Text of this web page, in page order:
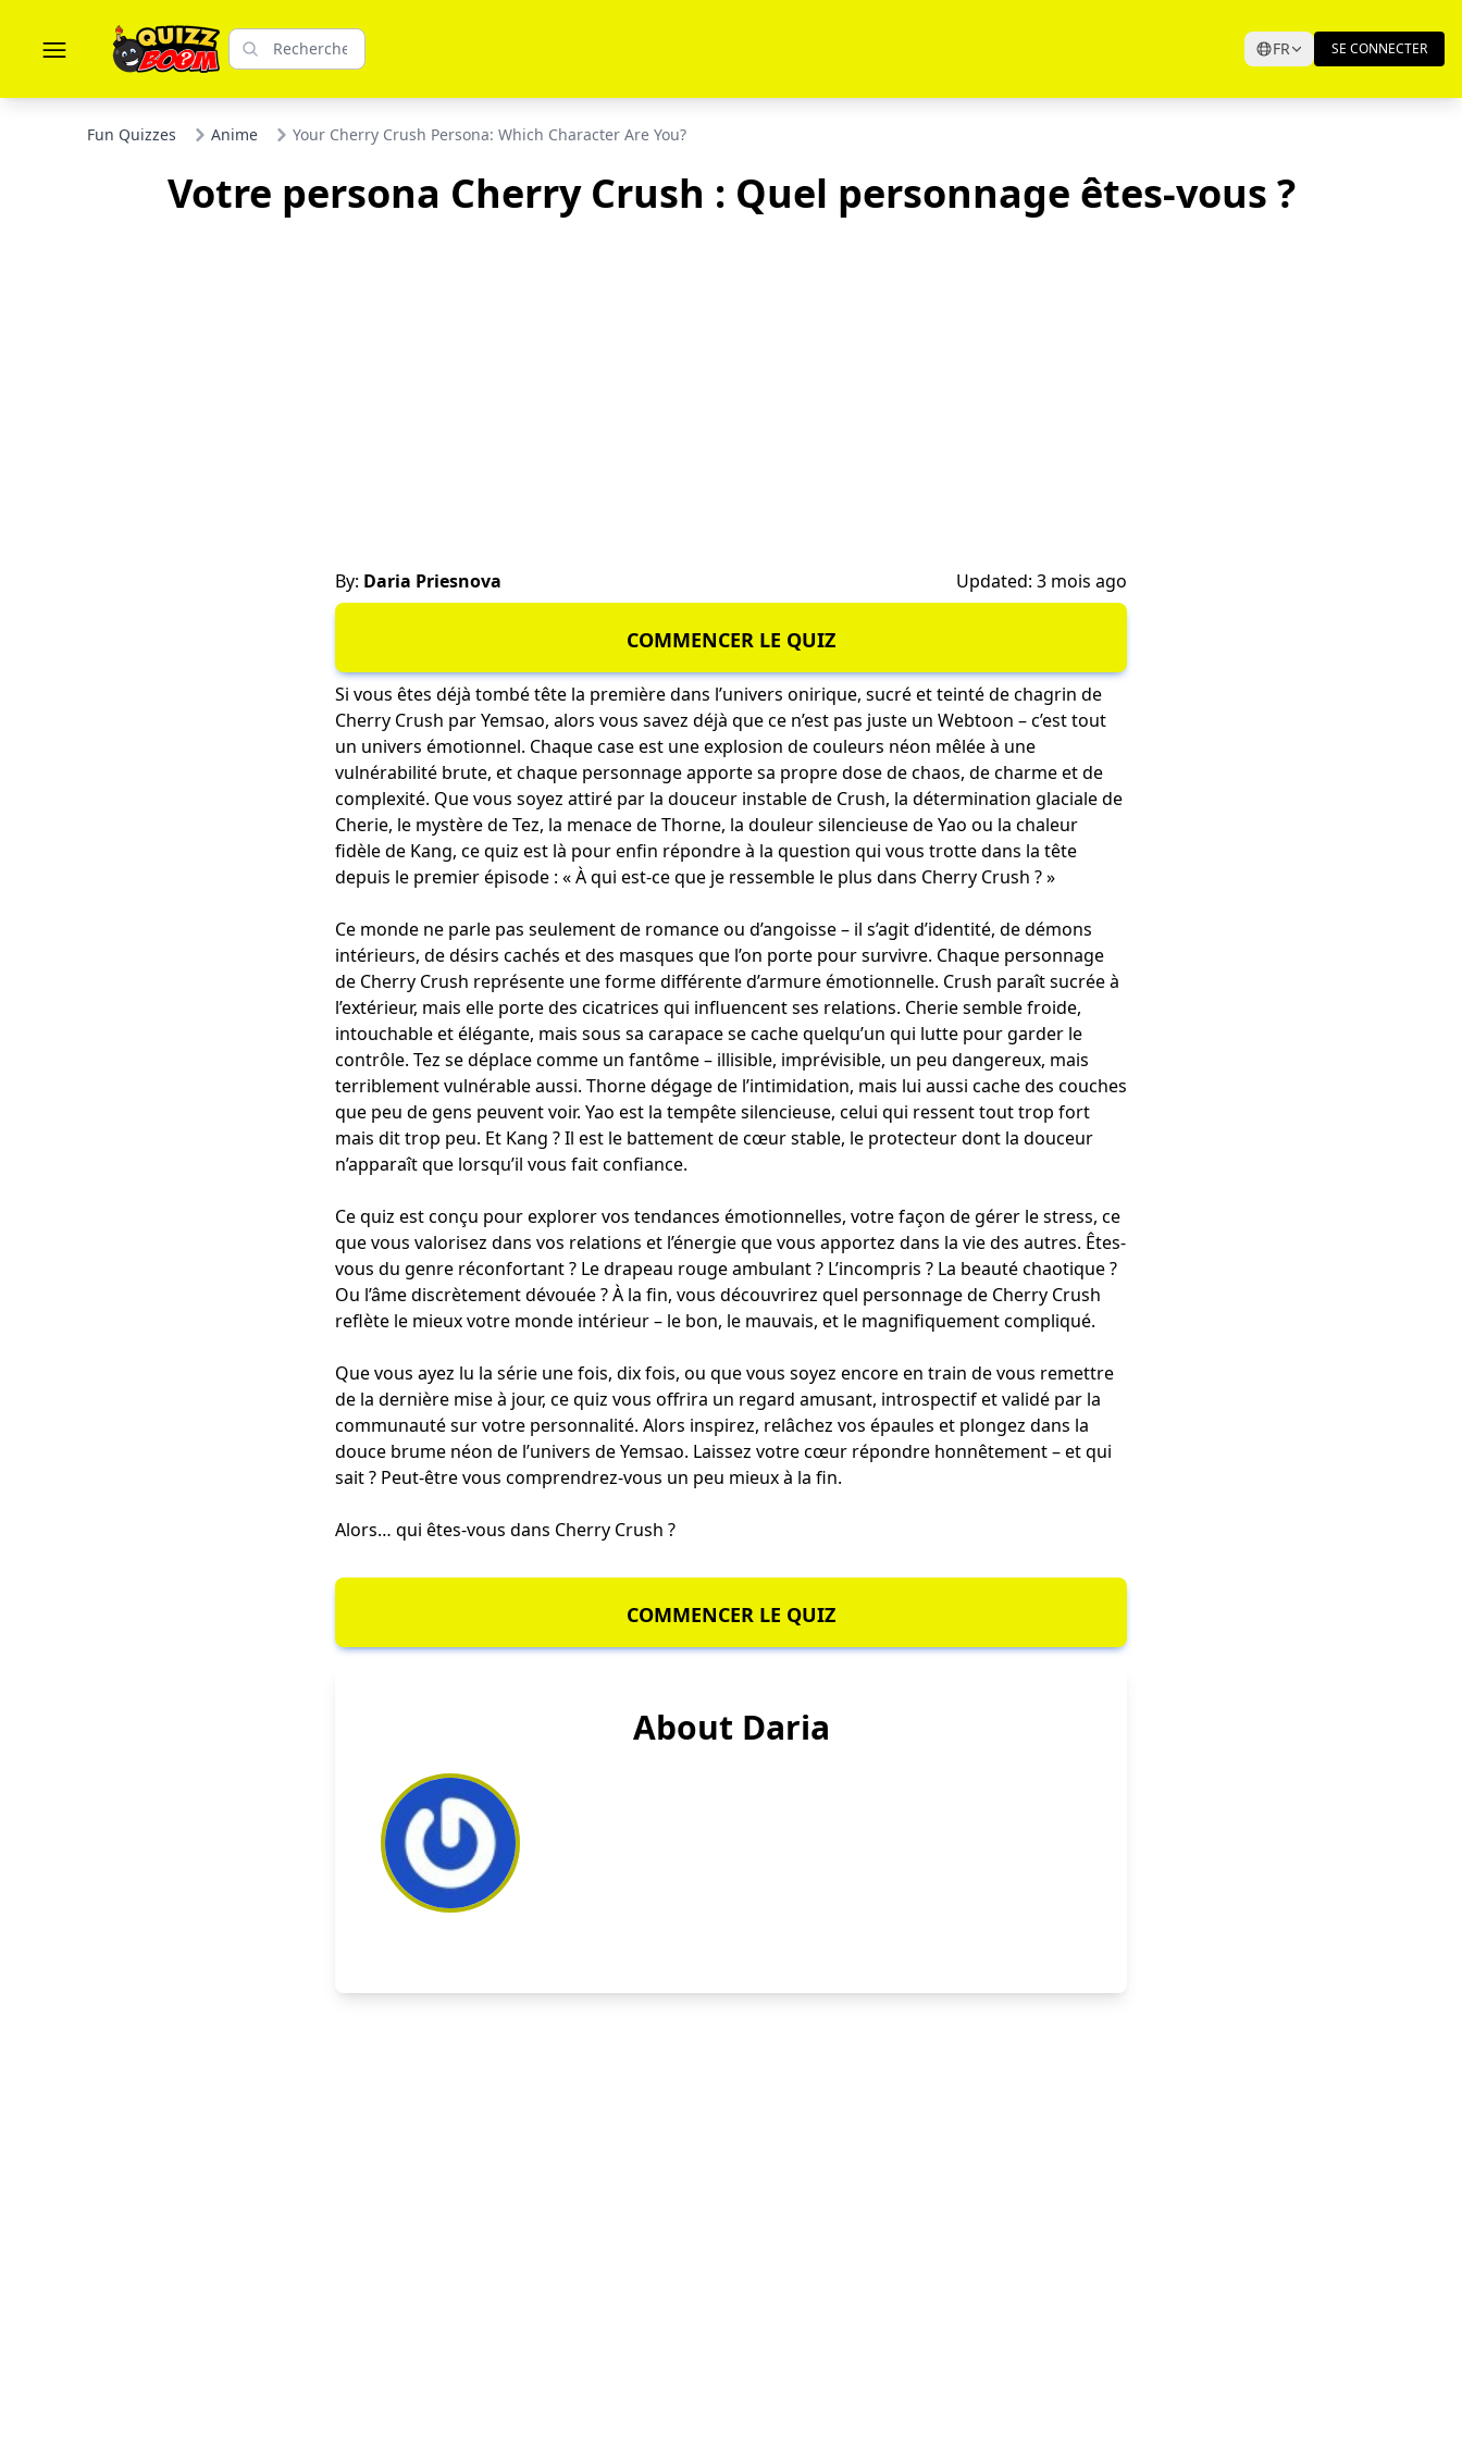
FR SE CONNECTER
Fun Quizzes Anime Your Cherry Crush Persona: Which Character Are You?
Votre persona Cherry Crush : Quel personnage êtes-vous ?
By: Daria Priesnova Updated: 3 mois ago
COMMENCER LE QUIZ
Si vous êtes déjà tombé tête la première dans l’univers onirique, sucré et teinté de chagrin de
Cherry Crush par Yemsao, alors vous savez déjà que ce n’est pas juste un Webtoon – c’est tout
un univers émotionnel. Chaque case est une explosion de couleurs néon mêlée à une
vulnérabilité brute, et chaque personnage apporte sa propre dose de chaos, de charme et de
complexité. Que vous soyez attiré par la douceur instable de Crush, la détermination glaciale de
Cherie, le mystère de Tez, la menace de Thorne, la douleur silencieuse de Yao ou la chaleur
fidèle de Kang, ce quiz est là pour enfin répondre à la question qui vous trotte dans la tête
depuis le premier épisode : « À qui est-ce que je ressemble le plus dans Cherry Crush ? »
Ce monde ne parle pas seulement de romance ou d’angoisse – il s’agit d’identité, de démons
intérieurs, de désirs cachés et des masques que l’on porte pour survivre. Chaque personnage
de Cherry Crush représente une forme différente d’armure émotionnelle. Crush paraît sucrée à
l’extérieur, mais elle porte des cicatrices qui influencent ses relations. Cherie semble froide,
intouchable et élégante, mais sous sa carapace se cache quelqu’un qui lutte pour garder le
contrôle. Tez se déplace comme un fantôme – illisible, imprévisible, un peu dangereux, mais
terriblement vulnérable aussi. Thorne dégage de l’intimidation, mais lui aussi cache des couches
que peu de gens peuvent voir. Yao est la tempête silencieuse, celui qui ressent tout trop fort
mais dit trop peu. Et Kang ? Il est le battement de cœur stable, le protecteur dont la douceur
n’apparaît que lorsqu’il vous fait confiance.
Ce quiz est conçu pour explorer vos tendances émotionnelles, votre façon de gérer le stress, ce
que vous valorisez dans vos relations et l’énergie que vous apportez dans la vie des autres. Êtes-
vous du genre réconfortant ? Le drapeau rouge ambulant ? L’incompris ? La beauté chaotique ?
Ou l’âme discrètement dévouée ? À la fin, vous découvrirez quel personnage de Cherry Crush
reflète le mieux votre monde intérieur – le bon, le mauvais, et le magnifiquement compliqué.
Que vous ayez lu la série une fois, dix fois, ou que vous soyez encore en train de vous remettre
de la dernière mise à jour, ce quiz vous offrira un regard amusant, introspectif et validé par la
communauté sur votre personnalité. Alors inspirez, relâchez vos épaules et plongez dans la
douce brume néon de l’univers de Yemsao. Laissez votre cœur répondre honnêtement – et qui
sait ? Peut-être vous comprendrez-vous un peu mieux à la fin.
Alors… qui êtes-vous dans Cherry Crush ?
COMMENCER LE QUIZ
About Daria